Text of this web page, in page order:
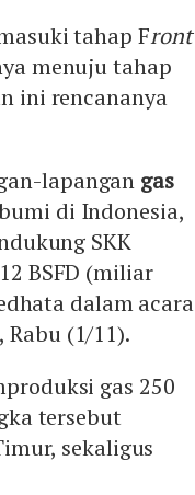
tahap Front
menuju tahap
ini rencananya
lapangan gas
di Indonesia,
SKK
BSFD (miliar
dalam acara
Rabu (1/11).
gas 250
tersebut
sekaligus